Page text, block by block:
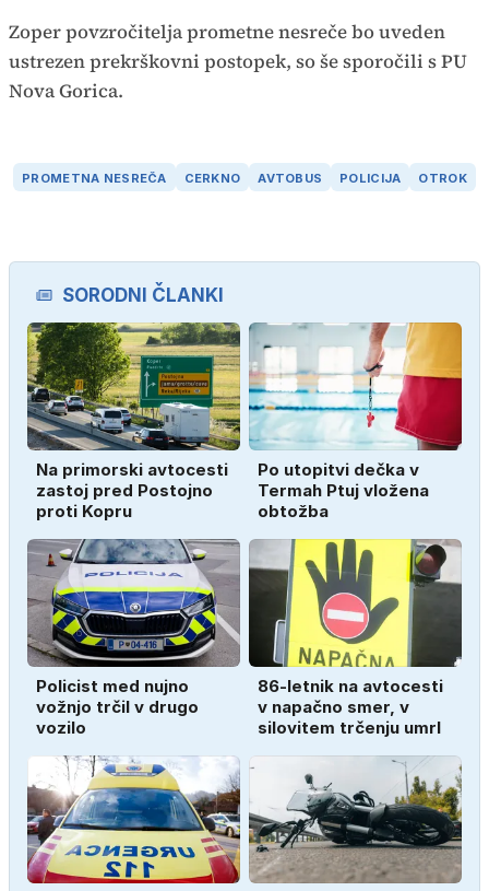
Zoper povzročitelja prometne nesreče bo uveden
ustrezen prekrškovni postopek, so še sporočili s PU
Nova Gorica.
PROMETNA NESREČA CERKNO AVTOBUS POLICIJA OTROK
SORODNI ČLANKI
Na primorski avtocesti
zastoj pred Postojno
proti Kopru
Po utopitvi dečka v
Termah Ptuj vložena
obtožba
Policist med nujno
vožnjo trčil v drugo
vozilo
86-letnik na avtocesti
v napačno smer, v
silovitem trčenju umrl